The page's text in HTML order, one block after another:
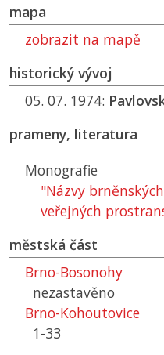
mapa
zobrazit na mapě
historický vývoj
05. 07. 1974:
prameny, literatura
Monografie
"Názvy
veřejných
městská část
Brno-Bosonohy
nezastavěno
Brno-Kohoutovice
1-33